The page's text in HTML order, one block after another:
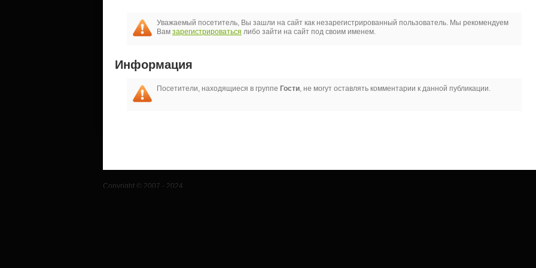
Уважаемый посетитель, Вы зашли на сайт как незарегистрированный пользователь. Мы рекомендуем
Вам зарегистрироваться либо зайти на сайт под своим именем.
Информация
Посетители, находящиеся в группе Гости, не могут оставлять комментарии к данной публикации.
Copyright © 2007 - 2024